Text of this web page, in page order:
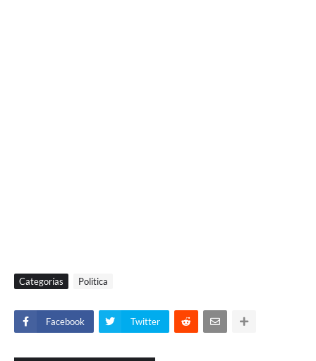
Categorías Politica
Facebook Twitter